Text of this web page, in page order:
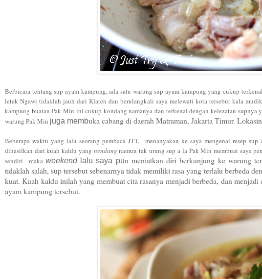
Berbicara tentang sup ayam kampung, adasatu warungsup ayam kampung yang cukup
letak Ngawi tidaklah jauh dari Klaten dan berulangkali saya melewati kota tersebut kala
kampung buatan Pak Min inicukup kondang namanya dan terkenal dengan kelezatan supnya
warung PakMin juga membuka cabang di daerah Matraman, Jakarta Timur.
Beberapa waktu yang laluseorang pembaca JTT, menanyakan ke saya mengenai resep sup
dihasilkan dari kuah kaldu yang nendang namun tak urung sup a la Pak Min membuat saya
sendiri maka weekendlalu saya pun meniatkan diri berkunjung ke warung
tidaklah salah, sup tersebut sebenarnya tidak memiliki rasa yang terlalu berbeda
kuat. Kuah kaldu inilah yang membuatcita rasanya menjadi berbeda, dan menjadi
ayam kampung tersebut.